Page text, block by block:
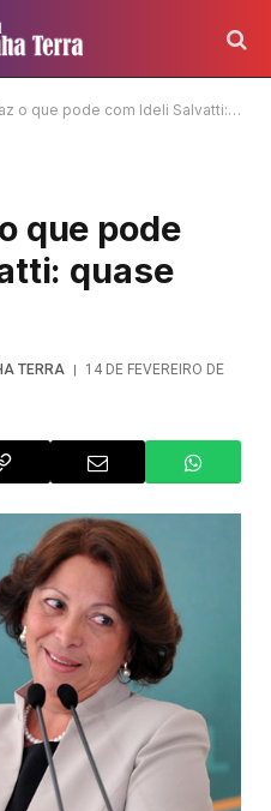
que pode com Ideli Salvatti: quase nada
que pode
quase
TERRA
14 DE FEVEREIRO DE